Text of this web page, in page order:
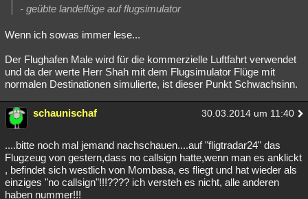
- geübte landeflüge auf flugsimulator
Wenn ich sowas immer lese...
Der Flughafen Male wird für die kommerzielle Luftfahrt verwendet
und da der werte Herr Shah mit dem Flugsimulator Flüge mit
normalen Destinationen simulierte, ist dieser Punkt Schwachsinn.
schaunischaf 30.03.2014 um 11:40
....bitte noch mal jemand nachschauen....auf "fligtradar24" das
Flugzeug von gestern,dass no callsign hatte,wenn man es anklickt
, befindet sich westlich von Mombasa, es fliegt und hat wieder als
einziges "no callsign"!!!???? ich versteh es nicht, alle anderen
haben nummer!!!